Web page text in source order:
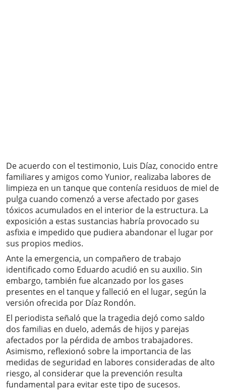
De acuerdo con el testimonio, Luis Díaz, conocido entre
familiares y amigos como Yunior, realizaba labores de
limpieza en un tanque que contenía residuos de miel de
pulga cuando comenzó a verse afectado por gases
tóxicos acumulados en el interior de la estructura. La
exposición a estas sustancias habría provocado su
asfixia e impedido que pudiera abandonar el lugar por
sus propios medios.
Ante la emergencia, un compañero de trabajo
identificado como Eduardo acudió en su auxilio. Sin
embargo, también fue alcanzado por los gases
presentes en el tanque y falleció en el lugar, según la
versión ofrecida por Díaz Rondón.
El periodista señaló que la tragedia dejó como saldo
dos familias en duelo, además de hijos y parejas
afectados por la pérdida de ambos trabajadores.
Asimismo, reflexionó sobre la importancia de las
medidas de seguridad en labores consideradas de alto
riesgo, al considerar que la prevención resulta
fundamental para evitar este tipo de sucesos.